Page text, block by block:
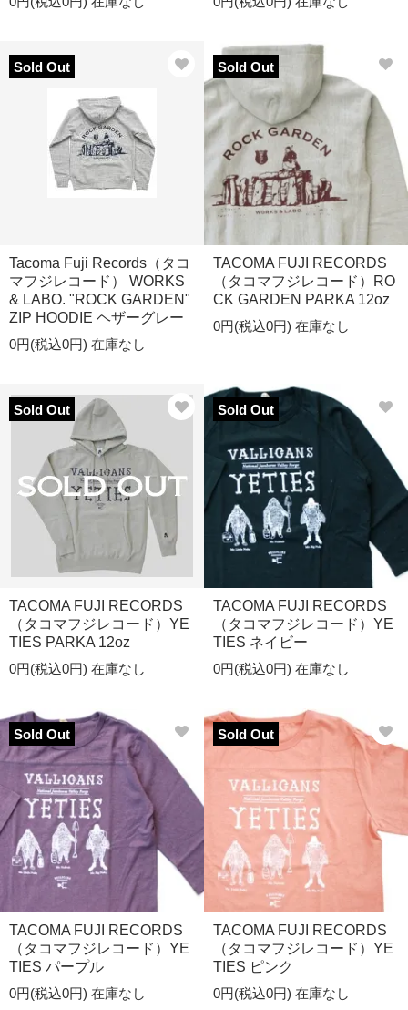
Sold Out
Tacoma Fuji Records（タコ
マフジレコード） WORKS
& LABO. "ROCK GARDEN"
ZIP HOODIE ヘザーグレー
0円(税込0円) 在庫なし
Sold Out
TACOMA FUJI RECORDS
（タコマフジレコード）RO
CK GARDEN PARKA 12oz
0円(税込0円) 在庫なし
Sold Out
TACOMA FUJI RECORDS
（タコマフジレコード）YE
TIES PARKA 12oz
0円(税込0円) 在庫なし
Sold Out
TACOMA FUJI RECORDS
（タコマフジレコード）YE
TIES ネイビー
0円(税込0円) 在庫なし
Sold Out
TACOMA FUJI RECORDS
（タコマフジレコード）YE
TIES パープル
0円(税込0円) 在庫なし
Sold Out
TACOMA FUJI RECORDS
（タコマフジレコード）YE
TIES ピンク
0円(税込0円) 在庫なし